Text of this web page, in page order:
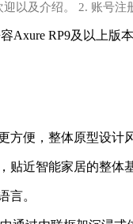
以及介绍。 2. 账号
Axure RP9及以上版
方便，整体原型设计
贴近智能家居的整体
言。